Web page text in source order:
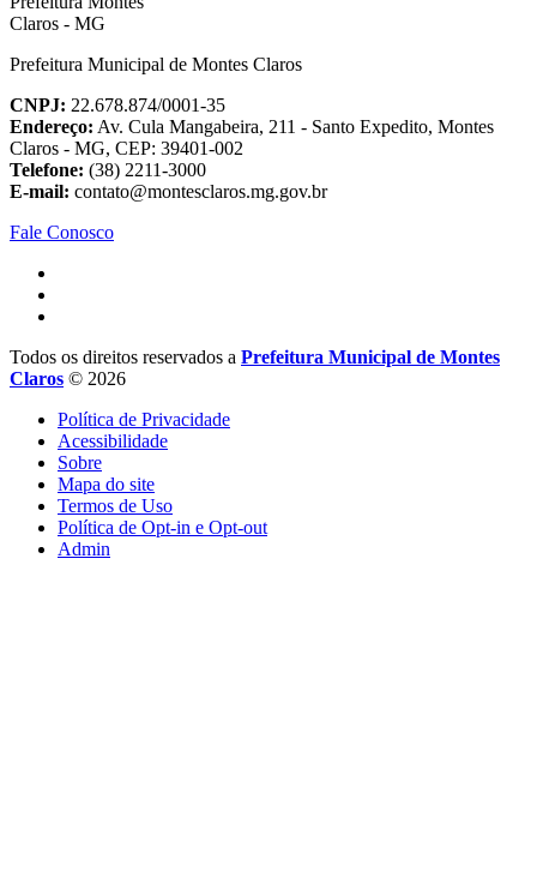
Prefeitura Municipal de Montes Claros
CNPJ: 22.678.874/0001-35
Endereço: Av. Cula Mangabeira, 211 - Santo Expedito, Montes
Claros - MG, CEP: 39401-002
Telefone: (38) 2211-3000
E-mail: contato@montesclaros.mg.gov.br
Fale Conosco
Todos os direitos reservados a Prefeitura Municipal de Montes
Claros © 2026
Política de Privacidade
Acessibilidade
Sobre
Mapa do site
Termos de Uso
Política de Opt-in e Opt-out
Admin